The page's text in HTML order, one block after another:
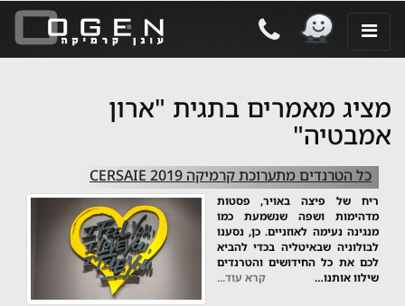
מציג מאמרים בתגית "ארון
אמבטיה"
כל הטרנדים מתערוכת קרמיקה CERSAIE 2019
ריח של פיצה באויר, פסטות
מדהימות ושפה שנשמעת כמו
מנגינה נעימה לאוזניים. כן, נסענו
לבולוניה שבאיטליה בכדי להביא
לכם את כל החידושים והטרנדים
שילוו אותנו…
קרא עוד...